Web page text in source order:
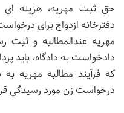
حق ثبت مهریه، هزینه
دفترخانه ازدواج برای
مهریه عندالمطالبه و
دادخواست به دادگاه، باید
که فرآیند مطالبه مهریه
درخواست زن مورد رسیدگی